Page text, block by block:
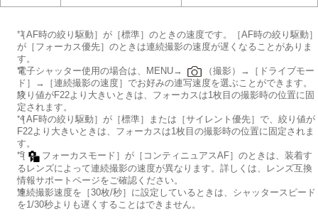
タッチ機能を使う
シャッターの設定
フラッシュを使う
手ブレを補正する
レンズ補正
ノイズリダクション
撮影中の画面表示を設定する
動画の音声を記録する
動画を撮影しながら静止画を切り出す
TC/UB設定
画像と音声をライブ配信する
カメラをカスタマイズする
*1
［AF時の絞り駆動］ が ［標準］ のときの速度です。
［AF時の絞り駆動］
が ［フォーカス優先］ のときは連続撮影の速度が遅くなることがありま
す。
*2
電子シャッター使用の場合は、MENU→ （撮影 ）→
［ドライブモー
ド］
→ ［連続撮影の速度］ でお好みの連写速度を選ぶことができます。
*3
絞り値がF22より大きいときは、フォーカスは1枚目の撮影時の位置に固
定されます。
*4
［AF時の絞り駆動］ が ［標準］ または ［サイレント優先］ で、絞り値が
F22より大きいときは、フォーカスは1枚目の撮影時の位置に固定されま
す。
*5
［ フォーカスモード］ が［コンティニュアスAF］ のときは、装着す
るレンズによって連続撮影の速度が異なります。詳しくは、レンズ互換
情報サポートページをご確認ください。
*6
連続撮影速度を ［30枚/秒］ に設定しているときは、シャッタースピード
を1/30秒よりも遅くすることはできません。